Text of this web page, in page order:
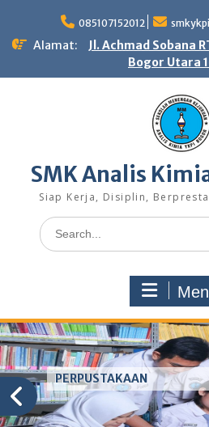
content
085107152012
Alamat:
Jl. Achmad Sobana
Bogor Utara
SMK Analis
Siap Kerja, Disiplin,
Search
for:
PERPUSTAKAAN